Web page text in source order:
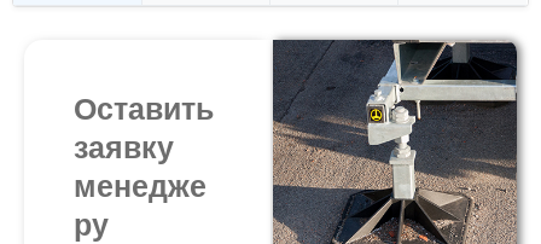
Оставить
заявку
менедже
ру